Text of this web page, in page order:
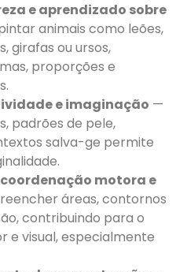
e aprendizado sobre
animais como leões,
girafas ou ursos,
proporções e
e imaginação —
padrões de pele,
salva-ge permite
motora e
áreas, contornos
contribuindo para o
e visual, especialmente